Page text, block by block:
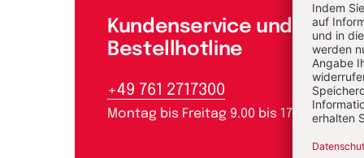
Kundenservice und
Bestellhotline
+49 761 2717300
Montag bis Freitag 9.00 bis 17.00 Uhr